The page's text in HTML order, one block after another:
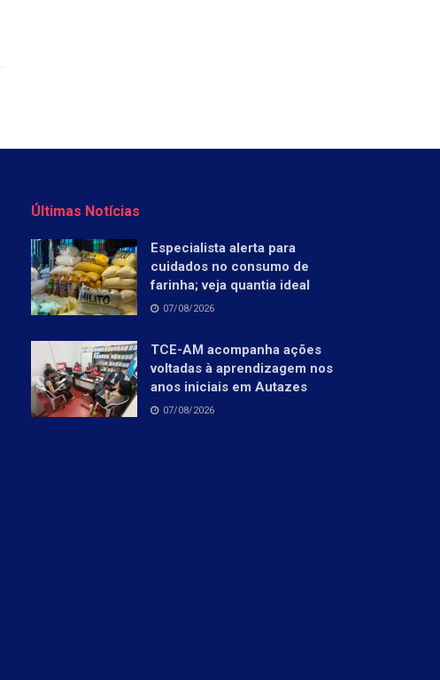
Últimas Notícias
Especialista alerta para
cuidados no consumo de
farinha; veja quantia ideal
07/08/2026
TCE-AM acompanha ações
voltadas à aprendizagem nos
anos iniciais em Autazes
07/08/2026